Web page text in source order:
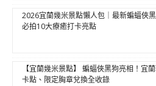
2026宜蘭幾米景點懶人包｜最新蝙蝠俠
必拍10大療癒打卡亮點
【宜蘭幾米景點】 蝙蝠俠黑狗亮相！宜
卡點、限定胸章兌換全收錄